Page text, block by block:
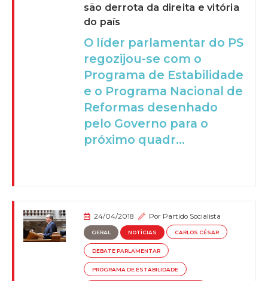
são derrota da direita e vitória
do país
O líder parlamentar do PS
regozijou-se com o
Programa de Estabilidade
e o Programa Nacional de
Reformas desenhado
pelo Governo para o
próximo quadr...
24/04/2018 Por Partido Socialista
GERAL NOTÍCIAS CARLOS CÉSAR
DEBATE PARLAMENTAR
PROGRAMA DE ESTABILIDADE